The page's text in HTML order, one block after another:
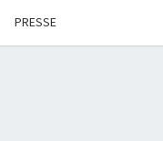
PRESSE